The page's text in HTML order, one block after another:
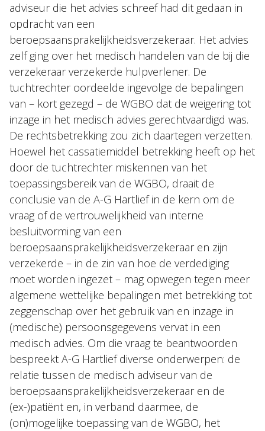
NL EN DE FR
adviseur die het advies schreef had dit gedaan in
opdracht van een
beroepsaansprakelijkheidsverzekeraar. Het advies
zelf ging over het medisch handelen van de bij die
verzekeraar verzekerde hulpverlener. De
tuchtrechter oordeelde ingevolge de bepalingen
van – kort gezegd – de WGBO dat de weigering tot
inzage in het medisch advies gerechtvaardigd was.
De rechtsbetrekking zou zich daartegen verzetten.
Hoewel het cassatiemiddel betrekking heeft op het
door de tuchtrechter miskennen van het
toepassingsbereik van de WGBO, draait de
conclusie van de A-G Hartlief in de kern om de
vraag of de vertrouwelijkheid van interne
besluitvorming van een
beroepsaansprakelijkheidsverzekeraar en zijn
verzekerde – in de zin van hoe de verdediging
moet worden ingezet – mag opwegen tegen meer
algemene wettelijke bepalingen met betrekking tot
zeggenschap over het gebruik van en inzage in
(medische) persoonsgegevens vervat in een
medisch advies. Om die vraag te beantwoorden
bespreekt A-G Hartlief diverse onderwerpen: de
relatie tussen de medisch adviseur van de
beroepsaansprakelijkheidsverzekeraar en de
(ex-)patiënt en, in verband daarmee, de
(on)mogelijke toepassing van de WGBO, het